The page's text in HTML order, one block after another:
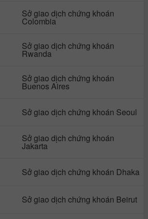
Sở giao dịch chứng khoán
Colombia
Sở giao dịch chứng khoán
Rwanda
Sở giao dịch chứng khoán
Buenos Aires
Sở giao dịch chứng khoán Seoul
Sở giao dịch chứng khoán
Jakarta
Sở giao dịch chứng khoán Dhaka
Sở giao dịch chứng khoán Beirut